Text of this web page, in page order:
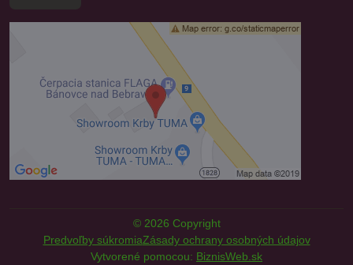
© 2026 Copyright
Predvoľby súkromiaZásady ochrany osobných údajov
Vytvorené pomocou: BiznisWeb.sk